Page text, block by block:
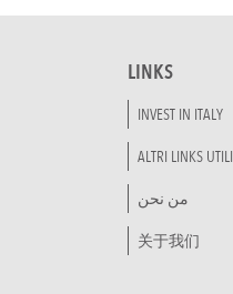
LINKS
INVEST IN ITALY
ALTRI LINKS UTILI
من نحن
关于我们